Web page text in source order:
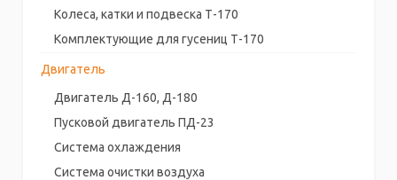
Колеса, катки и подвеска Т-170
Комплектующие для гусениц Т-170
Двигатель
Двигатель Д-160, Д-180
Пусковой двигатель ПД-23
Система охлаждения
Система очистки воздуха